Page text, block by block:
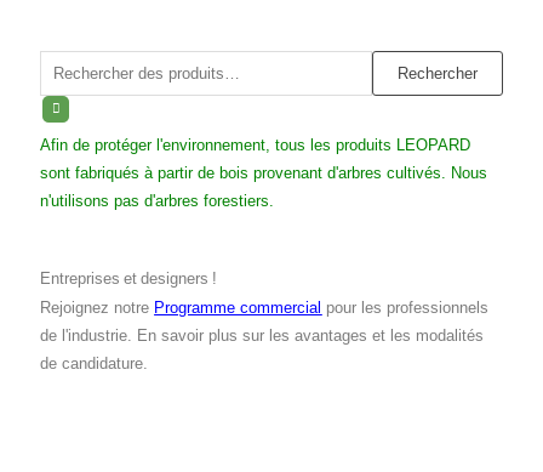
Rechercher : Rechercher
Afin de protéger l'environnement, tous les produits LEOPARD
sont fabriqués à partir de bois provenant d'arbres cultivés. Nous
n'utilisons pas d'arbres forestiers.
Entreprises et designers !
Rejoignez notre Programme commercial pour les professionnels
de l'industrie. En savoir plus sur les avantages et les modalités
de candidature.